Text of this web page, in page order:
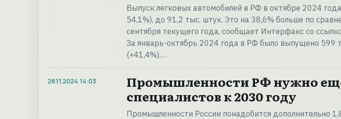
Выпуск легковых автомобилей в РФ в октябре 2024
54,1%), до 91,2 тыс. штук. Это на 38,6% больше по
сентября текущего года, сообщает Интерфакс со
За январь-октябрь 2024 года в РФ было выпущено 599
(+41,4%).…
28.11.2024 14:03
Промышленности РФ нужно
специалистов к 2030 году
Промышленности России понадобится дополнительно